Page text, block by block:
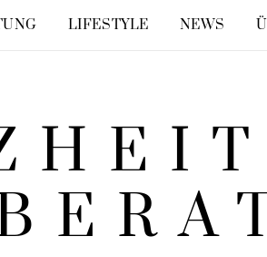
LIFESTYLE NEWS